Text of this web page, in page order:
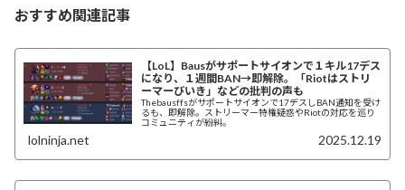
おすすめ関連記事
【LoL】Bausがサポートサイオンで１キル17デス
になり、１週間BAN→即解除。「Riotはストリ
ーマーびいき」などの批判の声も
Thebausffsがサポートサイオンで17デスしBAN通知を受け
るも、即解除。ストリーマー特権疑惑やRiotの対応を巡り
コミュニティが紛糾。
lolninja.net 2025.12.19